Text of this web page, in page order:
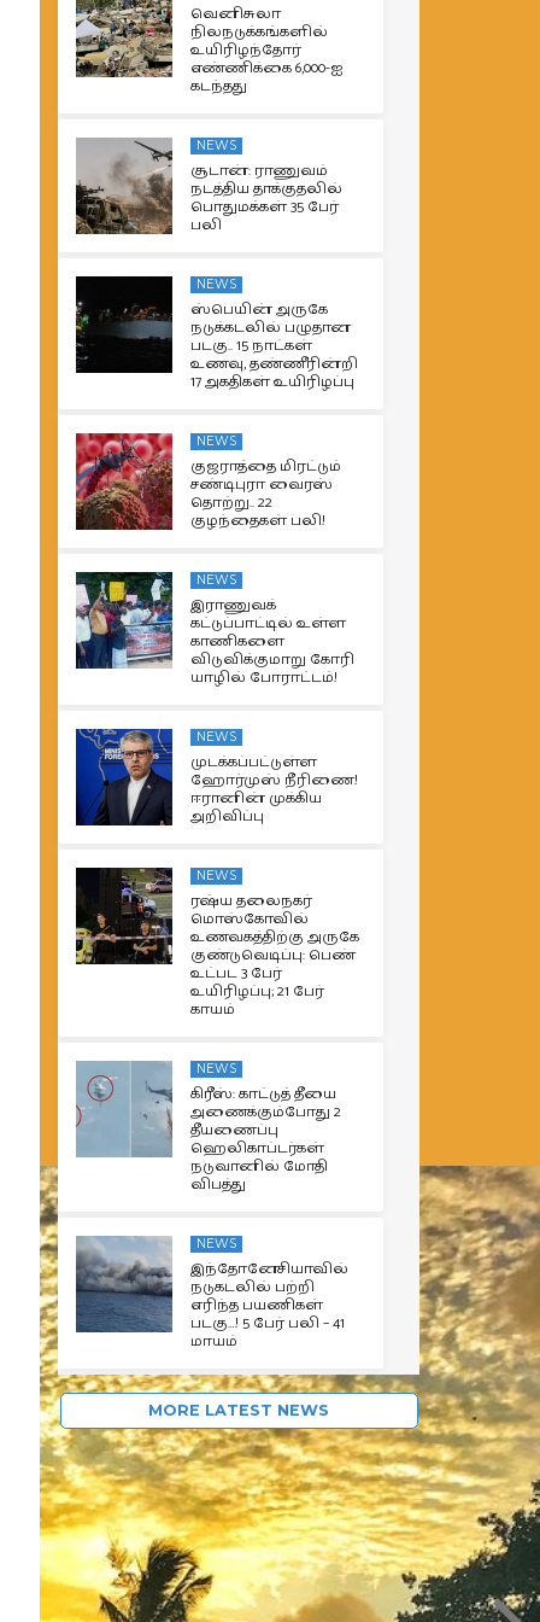
வெனிசுலா
நிலநடுக்கங்களில்
உயிரிழந்தோர்
எண்ணிக்கை 6,000-ஐ
கடந்தது
NEWS
சூடான்: ராணுவம்
நடத்திய தாக்குதலில்
பொதுமக்கள் 35 பேர்
பலி
NEWS
ஸ்பெயின் அருகே
நடுக்கடலில் பழுதான
படகு.. 15 நாட்கள்
உணவு, தண்ணீரின்றி
17 அகதிகள் உயிரிழப்பு
NEWS
குஜராத்தை மிரட்டும்
சண்டிபுரா வைரஸ்
தொற்று.. 22
குழந்தைகள் பலி!
NEWS
இராணுவக்
கட்டுப்பாட்டில் உள்ள
காணிகளை
விடுவிக்குமாறு கோரி
யாழில் போராட்டம்!
NEWS
முடக்கப்பட்டுள்ள
ஹோர்முஸ் நீரிணை!
ஈரானின் முக்கிய
அறிவிப்பு
NEWS
ரஷ்ய தலைநகர்
மொஸ்கோவில்
உணவகத்திற்கு அருகே
குண்டுவெடிப்பு: பெண்
உட்பட 3 பேர்
உயிரிழப்பு; 21 பேர்
காயம்
NEWS
கிரீஸ்: காட்டுத் தீயை
அணைக்கும்போது 2
தீயணைப்பு
ஹெலிகாப்டர்கள்
நடுவானில் மோதி
விபத்து
NEWS
இந்தோனேசியாவில்
நடுகடலில் பற்றி
எரிந்த பயணிகள்
படகு…! 5 பேர் பலி – 41
மாயம்
MORE LATEST NEWS